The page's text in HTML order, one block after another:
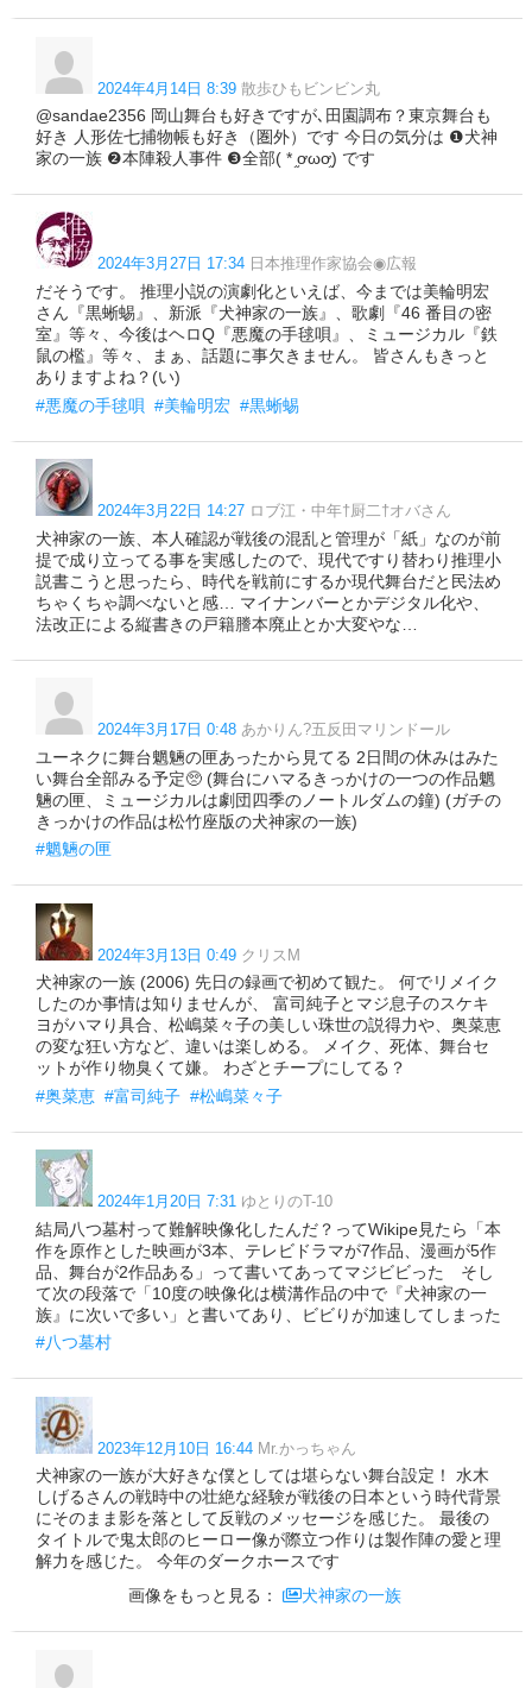
2024年4月14日 8:39 散歩ひもビンビン丸
@sandae2356 岡山舞台も好きですが､田園調布？東京舞台も
好き 人形佐七捕物帳も好き（圏外）です 今日の気分は ❶犬神
家の一族 ❷本陣殺人事件 ❸全部( * ֦ơωơ֦) です
2024年3月27日 17:34 日本推理作家協会◉広報
だそうです。 推理小説の演劇化といえば、今までは美輪明宏
さん『黒蜥蜴』、新派『犬神家の一族』、歌劇『46 番目の密
室』等々、今後はヘロQ『悪魔の手毬唄』、ミュージカル『鉄
鼠の檻』等々、まぁ、話題に事欠きません。 皆さんもきっと
ありますよね？(い)
#悪魔の手毬唄 #美輪明宏 #黒蜥蜴
2024年3月22日 14:27 ロブ江・中年†厨二†オバさん
犬神家の一族、本人確認が戦後の混乱と管理が「紙」なのが前
提で成り立ってる事を実感したので、現代ですり替わり推理小
説書こうと思ったら、時代を戦前にするか現代舞台だと民法め
ちゃくちゃ調べないと感… マイナンバーとかデジタル化や、
法改正による縦書きの戸籍謄本廃止とか大変やな…
2024年3月17日 0:48 あかりん?五反田マリンドール
ユーネクに舞台魍魎の匣あったから見てる 2日間の休みはみた
い舞台全部みる予定🥺 (舞台にハマるきっかけの一つの作品魍
魎の匣、ミュージカルは劇団四季のノートルダムの鐘) (ガチの
きっかけの作品は松竹座版の犬神家の一族)
#魍魎の匣
2024年3月13日 0:49 クリスM
犬神家の一族 (2006) 先日の録画で初めて観た。 何でリメイク
したのか事情は知りませんが、 富司純子とマジ息子のスケキ
ヨがハマり具合、松嶋菜々子の美しい珠世の説得力や、奥菜恵
の変な狂い方など、違いは楽しめる。 メイク、死体、舞台セ
ットが作り物臭くて嫌。 わざとチープにしてる？
#奥菜恵 #富司純子 #松嶋菜々子
2024年1月20日 7:31 ゆとりのT-10
結局八つ墓村って難解映像化したんだ？ってWikipe見たら「本
作を原作とした映画が3本、テレビドラマが7作品、漫画が5作
品、舞台が2作品ある」って書いてあってマジビビった そし
て次の段落で「10度の映像化は横溝作品の中で『犬神家の一
族』に次いで多い」と書いてあり、ビビりが加速してしまった
#八つ墓村
2023年12月10日 16:44 Mr.かっちゃん
犬神家の一族が大好きな僕としては堪らない舞台設定！ 水木
しげるさんの戦時中の壮絶な経験が戦後の日本という時代背景
にそのまま影を落として反戦のメッセージを感じた。 最後の
タイトルで鬼太郎のヒーロー像が際立つ作りは製作陣の愛と理
解力を感じた。 今年のダークホースです
画像をもっと見る：
犬神家の一族